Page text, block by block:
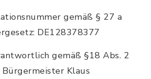
gemäß § 27 a
DE128378377
gemäß §18 Abs. 2
Klaus